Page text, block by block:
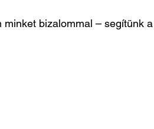
bizalommal – segítünk a